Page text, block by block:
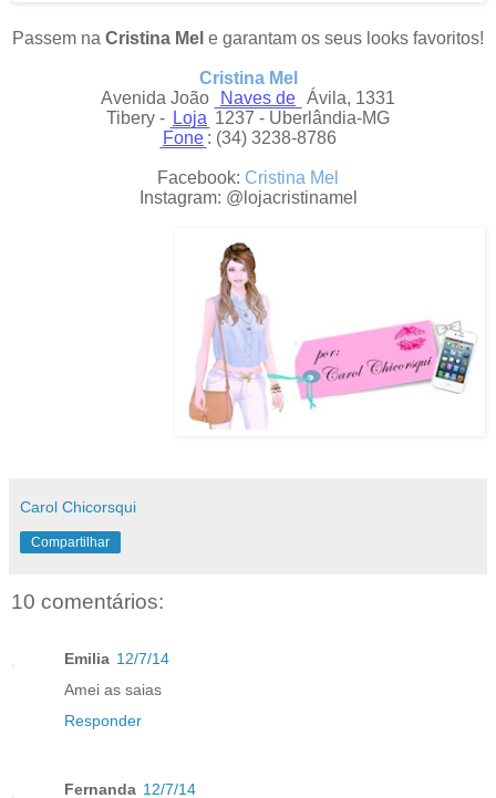
Passem na Cristina Mel e garantam os seus looks favoritos!
Cristina Mel
Avenida João
Naves de Ávila, 1331
Tibery - Loja 1237 - Uberlândia-MG
Fone : (34) 3238-8786
Facebook: Cristina Mel
Instagram: @lojacristinamel
Carol Chicorsqui
Compartilhar
10 comentários:
Emilia 12/7/14
Amei as saias
Responder
Fernanda 12/7/14